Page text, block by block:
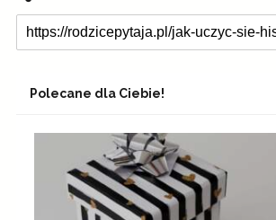
Polecane dla Ciebie!